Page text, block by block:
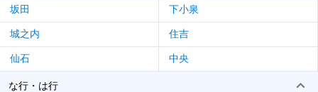
坂田 下小泉
城之内 住吉
仙石 中央
な行・は行